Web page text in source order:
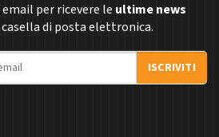
per ricevere le ultime news
di posta elettronica.
ISCRIVITI